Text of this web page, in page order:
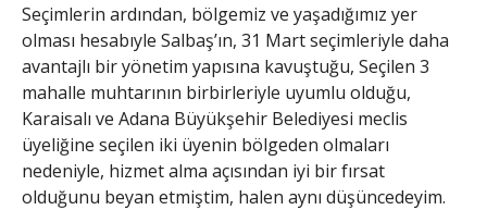
Seçimlerin ardından, bölgemiz ve yaşadığımız yer
olması hesabıyle Salbaş’ın, 31 Mart seçimleriyle daha
avantajlı bir yönetim yapısına kavuştuğu, Seçilen 3
mahalle muhtarının birbirleriyle uyumlu olduğu,
Karaisalı ve Adana Büyükşehir Belediyesi meclis
üyeliğine seçilen iki üyenin bölgeden olmaları
nedeniyle, hizmet alma açısından iyi bir fırsat
olduğunu beyan etmiştim, halen aynı düşüncedeyim.